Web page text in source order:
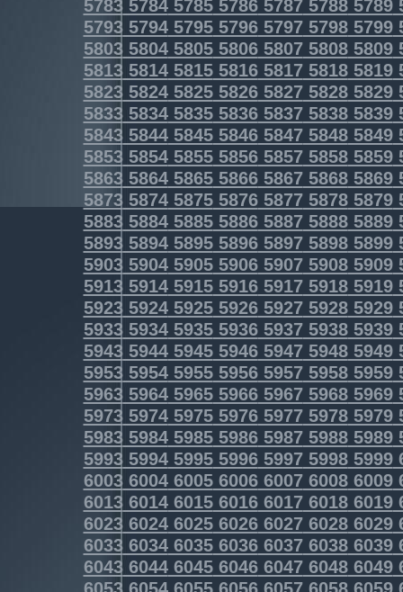
5783578457855786578757885789
5793579457955796579757985799
5803580458055806580758085809
5813581458155816581758185819
5823582458255826582758285829
5833583458355836583758385839
5843584458455846584758485849
5853585458555856585758585859
5863586458655866586758685869
5873587458755876587758785879
5883588458855886588758885889
5893589458955896589758985899
5903590459055906590759085909
5913591459155916591759185919
5923592459255926592759285929
5933593459355936593759385939
5943594459455946594759485949
5953595459555956595759585959
5963596459655966596759685969
5973597459755976597759785979
5983598459855986598759885989
5993599459955996599759985999
6003600460056006600760086009
6013601460156016601760186019
6023602460256026602760286029
6033603460356036603760386039
6043604460456046604760486049